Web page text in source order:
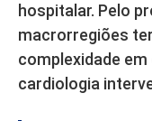
hospitalar. Pelo
macrorregiões
complexidade
cardiologia